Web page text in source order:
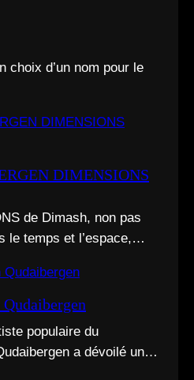
choix d’un nom pour le
DIMENSIONS
de Dimash, non pas
le temps et l’espace,
soi à travers l’acte d’être
populaire du
a dévoilé une
de la chanson